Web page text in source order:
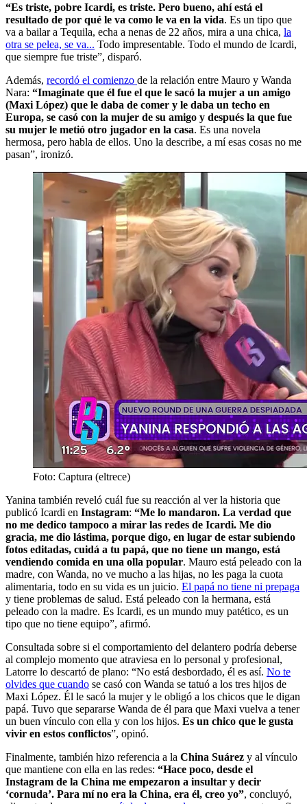
“Es triste, pobre Icardi, es triste. Pero bueno, ahí está el
resultado de por qué le va como le va en la vida. Es un tipo que
va a bailar a Tequila, echa a nenas de 22 años, mira a una chica, la
otra se pelea, se va... Todo impresentable. Todo el mundo de Icardi,
que siempre fue triste”, disparó.
Además, recordó el comienzo de la relación entre Mauro y Wanda
Nara: “Imaginate que él fue el que le sacó la mujer a un amigo
(Maxi López) que le daba de comer y le daba un techo en
Europa, se casó con la mujer de su amigo y después la que fue
su mujer le metió otro jugador en la casa. Es una novela
hermosa, pero habla de ellos. Uno la describe, a mí esas cosas no me
pasan”, ironizó.
Foto: Captura (eltrece)
Yanina también reveló cuál fue su reacción al ver la historia que
publicó Icardi en Instagram: “Me lo mandaron. La verdad que
no me dedico tampoco a mirar las redes de Icardi. Me dio
gracia, me dio lástima, porque digo, en lugar de estar subiendo
fotos editadas, cuidá a tu papá, que no tiene un mango, está
vendiendo comida en una olla popular. Mauro está peleado con la
madre, con Wanda, no ve mucho a las hijas, no les paga la cuota
alimentaria, todo en su vida es un juicio. El papá no tiene ni prepaga
y tiene problemas de salud. Está peleado con la hermana, está
peleado con la madre. Es Icardi, es un mundo muy patético, es un
tipo que no tiene equipo”, afirmó.
Consultada sobre si el comportamiento del delantero podría deberse
al complejo momento que atraviesa en lo personal y profesional,
Latorre lo descartó de plano: “No está desbordado, él es así. No te
olvides que cuando se casó con Wanda se tatuó a los tres hijos de
Maxi López. Él le sacó la mujer y le obligó a los chicos que le digan
papá. Tuvo que separarse Wanda de él para que Maxi vuelva a tener
un buen vínculo con ella y con los hijos. Es un chico que le gusta
vivir en estos conflictos”, opinó.
Finalmente, también hizo referencia a la China Suárez y al vínculo
que mantiene con ella en las redes: “Hace poco, desde el
Instagram de la China me empezaron a insultar y decir
‘cornuda’. Para mí no era la China, era él, creo yo”, concluyó,